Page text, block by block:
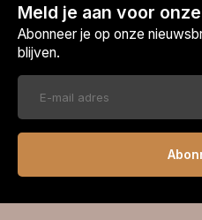
Meld je aan voor
Abonneer je op onze
blijven.